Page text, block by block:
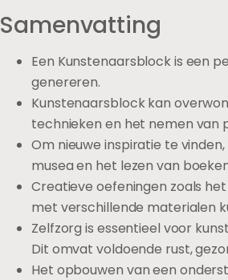
Samenvatting
Een Kunstenaarsblock is een
genereren.
Kunstenaarsblock kan
technieken en het nemen van
Om nieuwe inspiratie te
musea en het lezen van
Creatieve oefeningen zoals
met verschillende materialen
Zelfzorg is essentieel voor
Dit omvat voldoende rust,
Het opbouwen van een